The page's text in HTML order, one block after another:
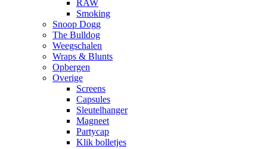
RAW
Smoking
Snoop Dogg
The Bulldog
Weegschalen
Wraps & Blunts
Opbergen
Overige
Screens
Capsules
Sleutelhanger
Magneet
Partycap
Klik bolletjes